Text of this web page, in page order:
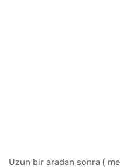
Uzun bir aradan sonra (